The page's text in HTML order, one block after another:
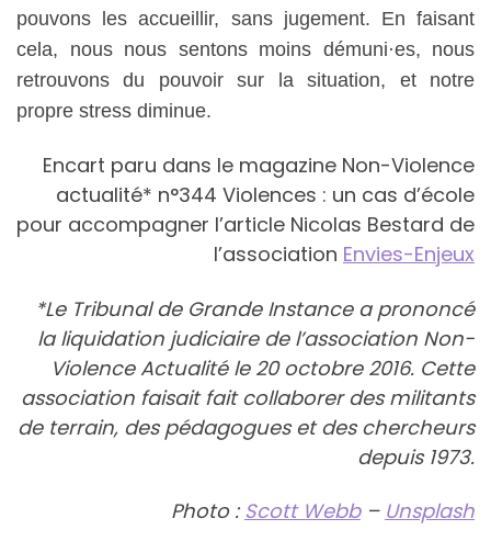
pouvons les accueillir, sans jugement. En faisant
cela, nous nous sentons moins démuni·es, nous
retrouvons du pouvoir sur la situation, et notre
propre stress diminue.
Encart paru dans le magazine Non-Violence
actualité* n°344 Violences : un cas d’école
pour accompagner l’article Nicolas Bestard de
l’association Envies-Enjeux
*Le Tribunal de Grande Instance a prononcé
la liquidation judiciaire de l’association Non-
Violence Actualité le 20 octobre 2016. Cette
association faisait fait collaborer des militants
de terrain, des pédagogues et des chercheurs
depuis 1973.
Photo : Scott Webb– Unsplash